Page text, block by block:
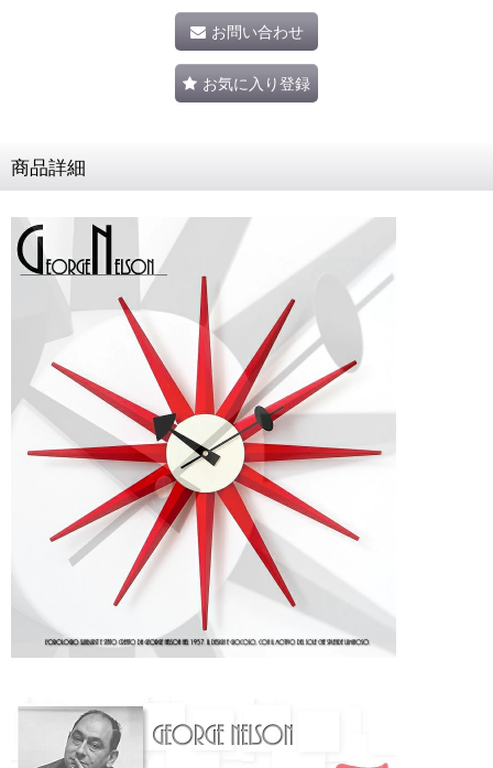
お問い合わせ
お気に入り登録
商品詳細